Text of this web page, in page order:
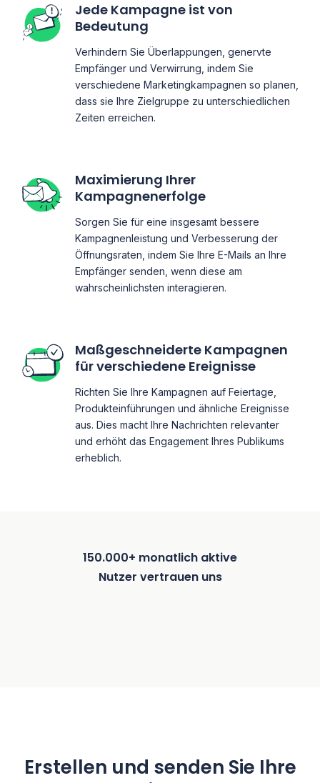
Jede Kampagne ist von
Bedeutung
Verhindern Sie Überlappungen, genervte
Empfänger und Verwirrung, indem Sie
verschiedene Marketingkampagnen so planen,
dass sie Ihre Zielgruppe zu unterschiedlichen
Zeiten erreichen.
Maximierung Ihrer
Kampagnenerfolge
Sorgen Sie für eine insgesamt bessere
Kampagnenleistung und Verbesserung der
Öffnungsraten, indem Sie Ihre E-Mails an Ihre
Empfänger senden, wenn diese am
wahrscheinlichsten interagieren.
Maßgeschneiderte Kampagnen
für verschiedene Ereignisse
Richten Sie Ihre Kampagnen auf Feiertage,
Produkteinführungen und ähnliche Ereignisse
aus. Dies macht Ihre Nachrichten relevanter
und erhöht das Engagement Ihres Publikums
erheblich.
150.000+ monatlich aktive
Nutzer vertrauen uns
Erstellen und senden Sie Ihre